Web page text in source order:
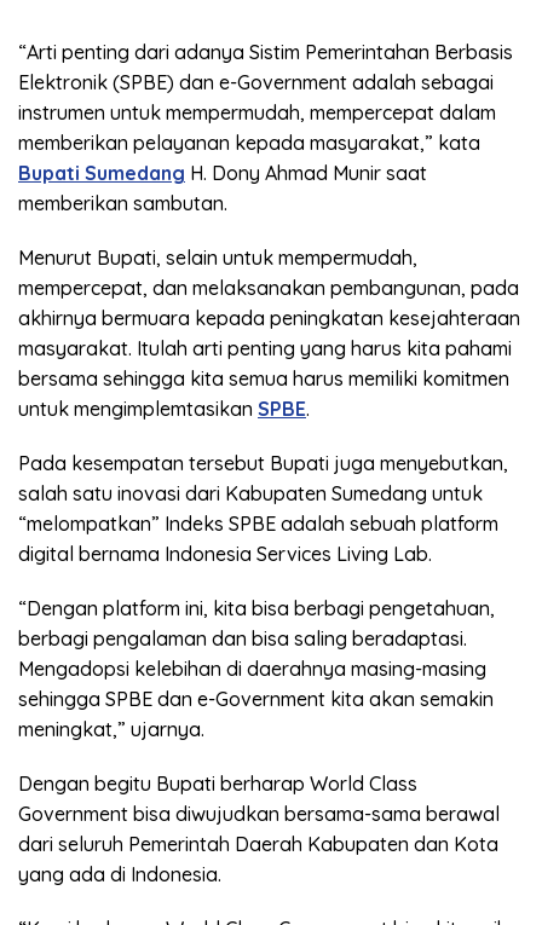
“Arti penting dari adanya Sistim Pemerintahan Berbasis
Elektronik (SPBE) dan e-Government adalah sebagai
instrumen untuk mempermudah, mempercepat dalam
memberikan pelayanan kepada masyarakat,” kata
Bupati Sumedang H. Dony Ahmad Munir saat
memberikan sambutan.
Menurut Bupati, selain untuk mempermudah,
mempercepat, dan melaksanakan pembangunan, pada
akhirnya bermuara kepada peningkatan kesejahteraan
masyarakat. Itulah arti penting yang harus kita pahami
bersama sehingga kita semua harus memiliki komitmen
untuk mengimplemtasikan SPBE.
Pada kesempatan tersebut Bupati juga menyebutkan,
salah satu inovasi dari Kabupaten Sumedang untuk
“melompatkan” Indeks SPBE adalah sebuah platform
digital bernama Indonesia Services Living Lab.
“Dengan platform ini, kita bisa berbagi pengetahuan,
berbagi pengalaman dan bisa saling beradaptasi.
Mengadopsi kelebihan di daerahnya masing-masing
sehingga SPBE dan e-Government kita akan semakin
meningkat,” ujarnya.
Dengan begitu Bupati berharap World Class
Government bisa diwujudkan bersama-sama berawal
dari seluruh Pemerintah Daerah Kabupaten dan Kota
yang ada di Indonesia.